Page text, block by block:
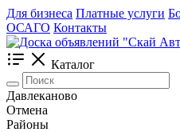
Для бизнеса Платные услуги
ОСАГО Контакты
Каталог
Давлеканово
Отмена
Районы